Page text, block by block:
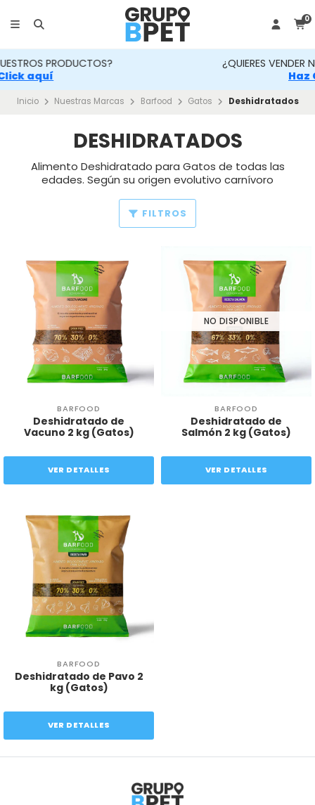
0
¿QUIERES VENDER NUESTROS PRODUCTOS?
Inicio Nuestras Marcas Barfood Gatos Deshidratados
DESHIDRATADOS
Alimento Deshidratado para Gatos de todas las
edades. Según su origen evolutivo carnívoro
FILTROS
BARFOOD
Deshidratado de
Vacuno 2 kg (Gatos)
VER DETALLES
NO DISPONIBLE
BARFOOD
Deshidratado de
Salmón 2 kg (Gatos)
VER DETALLES
BARFOOD
Deshidratado de Pavo 2
kg (Gatos)
VER DETALLES